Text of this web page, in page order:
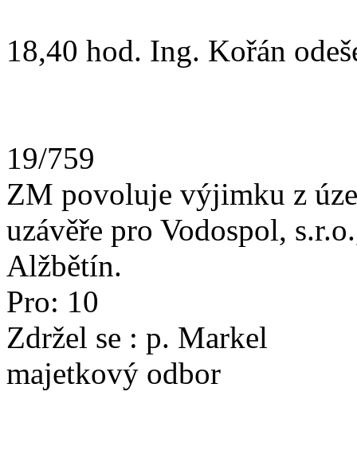
18,40 hod. Ing. Kořán
19/759
ZM povoluje výjimku z
uzávěře pro Vodospol,
Alžbětín.
Pro: 10
Zdržel se : p.
majetkový odbor